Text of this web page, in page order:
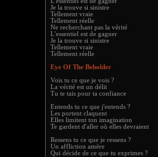
Je la trouve si sinistre
Tellement vraie
Tellement réelle
Ne recherchant pas la vérité
L'essentiel est de gagner
Je la trouve si sinistre
Tellement vraie
Tellement réelle
Eye Of The Beholder
Vois tu ce que je vois ?
La vérité est un délit
Tu te tais pour ta confiance
Entends tu ce que j'entends ?
Les portent claquent
Elles limitent ton imagination
Te gardent d'aller où elles devraient
Ressens tu ce que je ressens ?
Un affliction amère
Qui décide de ce que tu exprimes ?